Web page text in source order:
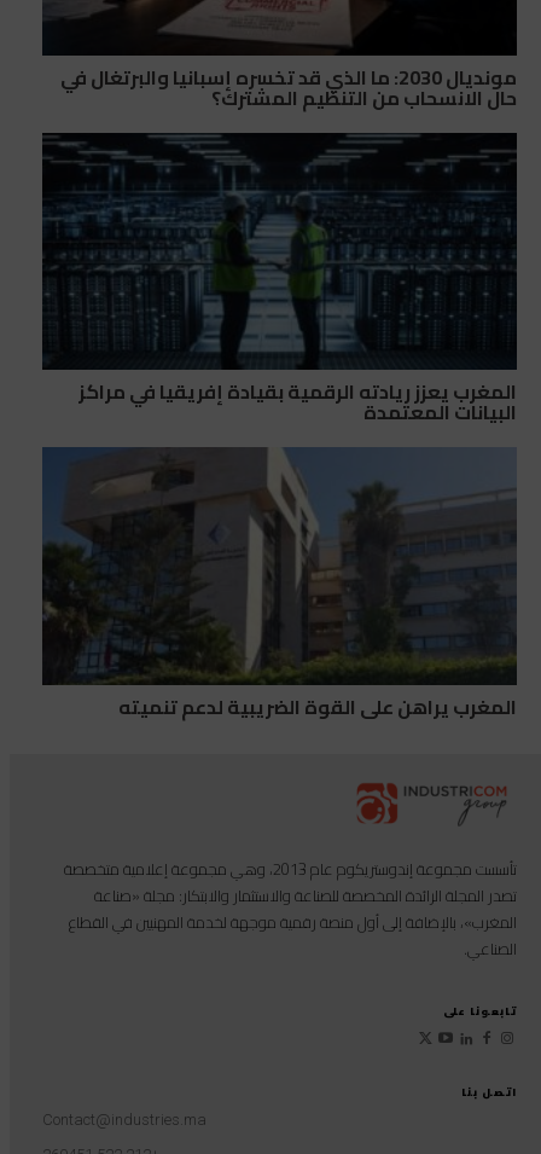
مونديال 2030: ما الذي قد تخسره إسبانيا والبرتغال في
حال الانسحاب من التنظيم المشترك؟
المغرب يعزز ريادته الرقمية بقيادة إفريقيا في مراكز
البيانات المعتمدة
المغرب يراهن على القوة الضريبية لدعم تنميته
اتصل بنا
Contact@industries.ma
تأسست مجموعة إندوستريكوم عام 2013، وهي مجموعة إعلامية متخصصة
تصدر المجلة الرائدة المخصصة للصناعة والاستثمار والابتكار: مجلة «صناعة
المغرب»، بالإضافة إلى أول منصة رقمية موجهة لخدمة المهنيين في القطاع
الصناعي.
تابعونا على